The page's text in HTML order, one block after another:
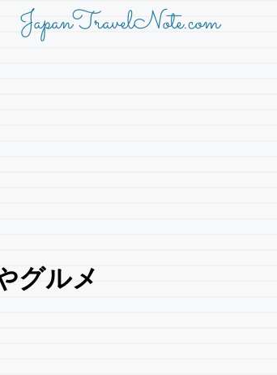
JapanTravelNote.com
グルメ